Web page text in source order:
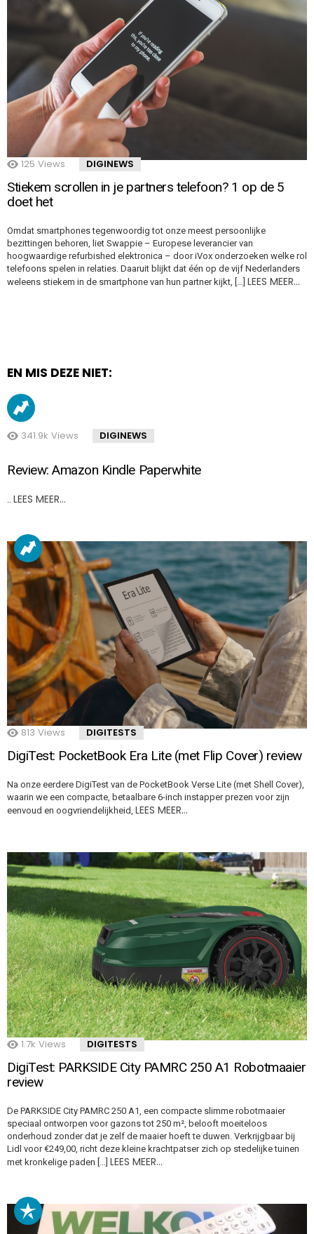
125 Views DIGINEWS
Stiekem scrollen in je partners telefoon? 1 op de 5
doet het
Omdat smartphones tegenwoordig tot onze meest persoonlijke
bezittingen behoren, liet Swappie – Europese leverancier van
hoogwaardige refurbished elektronica – door iVox onderzoeken welke rol
telefoons spelen in relaties. Daaruit blijkt dat één op de vijf Nederlanders
weleens stiekem in de smartphone van hun partner kijkt, […] LEES MEER…
EN MIS DEZE NIET:
341.9k Views DIGINEWS
Review: Amazon Kindle Paperwhite
LEES MEER…
813 Views DIGITESTS
DigiTest: PocketBook Era Lite (met Flip Cover) review
Na onze eerdere DigiTest van de PocketBook Verse Lite (met Shell Cover),
waarin we een compacte, betaalbare 6-inch instapper prezen voor zijn
eenvoud en oogvriendelijkheid, LEES MEER…
1.7k Views DIGITESTS
DigiTest: PARKSIDE City PAMRC 250 A1 Robotmaaier
review
De PARKSIDE City PAMRC 250 A1, een compacte slimme robotmaaier
speciaal ontworpen voor gazons tot 250 m², belooft moeiteloos
onderhoud zonder dat je zelf de maaier hoeft te duwen. Verkrijgbaar bij
Lidl voor €249,00, richt deze kleine krachtpatser zich op stedelijke tuinen
met kronkelige paden […] LEES MEER…